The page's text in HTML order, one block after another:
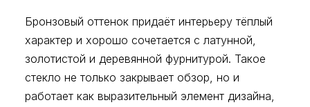
Бронзовый оттенок придаёт интерьеру тёплый
характер и хорошо сочетается с латунной,
золотистой и деревянной фурнитурой. Такое
стекло не только закрывает обзор, но и
работает как выразительный элемент дизайна,